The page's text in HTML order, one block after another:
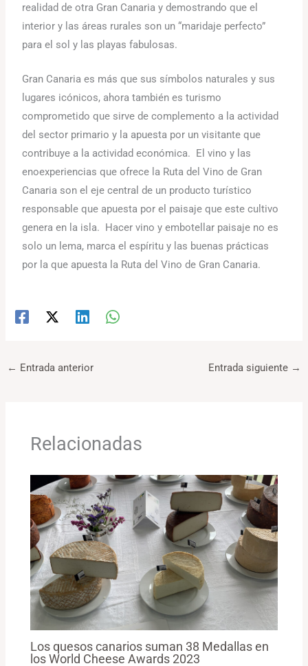
realidad de otra Gran Canaria y demostrando que el
interior y las áreas rurales son un “maridaje perfecto”
para el sol y las playas fabulosas.
Gran Canaria es más que sus símbolos naturales y sus
lugares icónicos, ahora también es turismo
comprometido que sirve de complemento a la actividad
del sector primario y la apuesta por un visitante que
contribuye a la actividad económica. El vino y las
enoexperiencias que ofrece la Ruta del Vino de Gran
Canaria son el eje central de un producto turístico
responsable que apuesta por el paisaje que este cultivo
genera en la isla. Hacer vino y embotellar paisaje no es
solo un lema, marca el espíritu y las buenas prácticas
por la que apuesta la Ruta del Vino de Gran Canaria.
← Entrada anterior Entrada siguiente →
Relacionadas
Los quesos canarios suman 38 Medallas en
los World Cheese Awards 2023